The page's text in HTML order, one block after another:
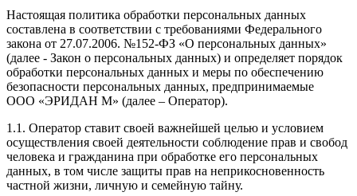
Настоящая политика обработки персональных данных
составлена в соответствии с требованиями Федерального
закона от 27.07.2006. №152-ФЗ «О персональных данных»
(далее - Закон о персональных данных) и определяет порядок
обработки персональных данных и меры по обеспечению
безопасности персональных данных, предпринимаемые
ООО «ЭРИДАН М» (далее – Оператор).
1.1. Оператор ставит своей важнейшей целью и условием
осуществления своей деятельности соблюдение прав и свобод
человека и гражданина при обработке его персональных
данных, в том числе защиты прав на неприкосновенность
частной жизни, личную и семейную тайну.